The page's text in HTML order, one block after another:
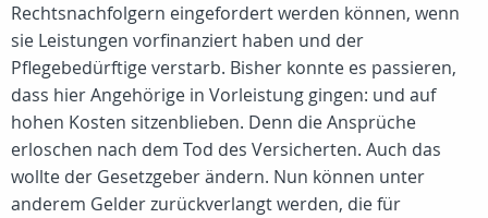
Rechtsnachfolgern eingefordert werden können, wenn
sie Leistungen vorfinanziert haben und der
Pflegebedürftige verstarb. Bisher konnte es passieren,
dass hier Angehörige in Vorleistung gingen: und auf
hohen Kosten sitzenblieben. Denn die Ansprüche
erloschen nach dem Tod des Versicherten. Auch das
wollte der Gesetzgeber ändern. Nun können unter
anderem Gelder zurückverlangt werden, die für